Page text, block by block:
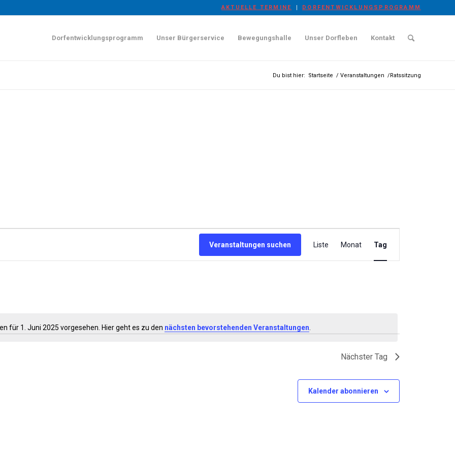
AKTUELLE TERMINE DORFENTWICKLUNGSPROGRAMM
Dorfentwicklungsprogramm Unser Bürgerservice Bewegungshalle Unser Dorfleben Kontakt
Du bist hier: Startseite / Veranstaltungen /Ratssitzung
Hinweis
für 1. Juni 2025 vorgesehen. Hier geht es zu den nächsten bevorstehenden Veranstaltungen
Veranstaltungen suchen
Ansichten-
Liste Monat Tag
Nächster Tag
Kalender abonnieren